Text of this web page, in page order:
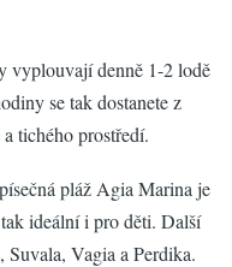
vyplouvají denně 1-2 lodě
se tak dostanete z
tichého prostředí.
pláž Agia Marina je
ideální i pro děti. Další
Suvala, Vagia a Perdika.